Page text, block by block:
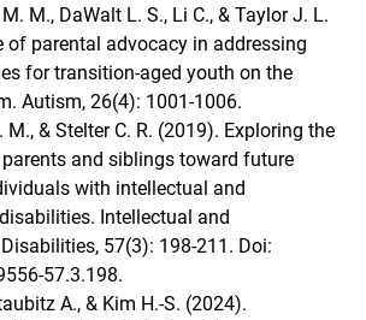
M. M., DaWalt L. S., Li C., & Taylor J. L.
of parental advocacy in addressing
for transition-aged youth on the
Autism, 26(4): 1001-1006.
M., & Stelter C. R. (2019). Exploring the
and siblings toward future
with intellectual and
Intellectual and
57(3): 198-211. Doi:
57.3.198.
A., & Kim H.-S. (2024).